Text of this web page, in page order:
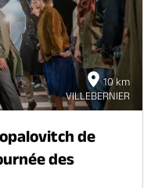
10 km
VILLEBERNIER
de
des